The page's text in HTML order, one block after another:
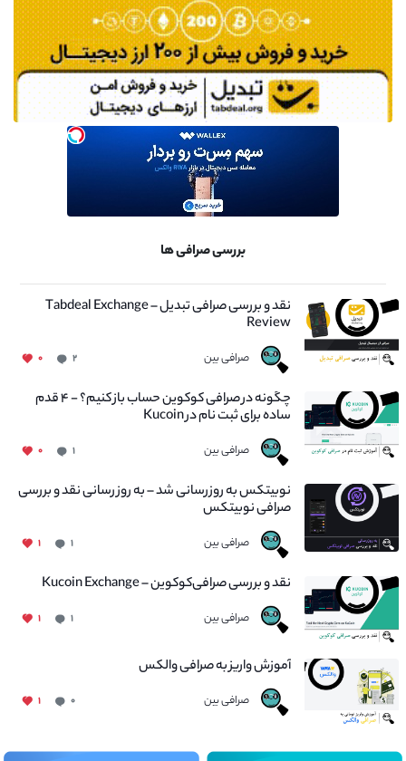
بررسی صرافی ها
نقد و بررسی صرافی تبدیل – Tabdeal Exchange
Review
صرافی بین ۲ ۰
چگونه در صرافی کوکوین حساب باز کنیم؟ - ۴ قدم
ساده برای ثبت نام در Kucoin
صرافی بین ۱ ۰
نوبیتکس به روزرسانی شد – به روز رسانی نقد و بررسی
صرافی نوبیتکس
صرافی بین ۱ ۱
نقد و بررسی صرافی‌کوکوین – Kucoin Exchange
صرافی بین ۱ ۱
آموزش واریز به صرافی والکس
صرافی بین ۰ ۱